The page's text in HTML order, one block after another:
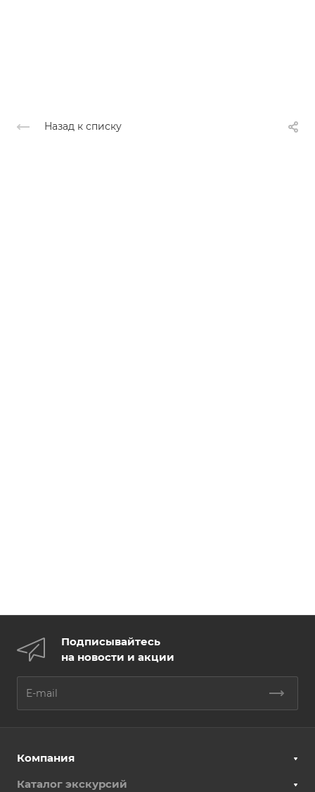
Назад к списку
Подписывайтесь
на новости и акции
Компания
Каталог экскурсий